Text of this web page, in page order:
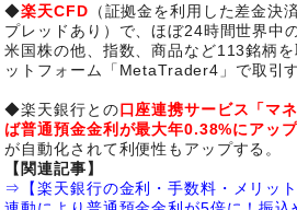
◆楽天CFD （証拠金を利用した差金決
プレッドあり）で、ほぼ24時間世界中
米国株の他、指数、商品など113銘柄
ットフォーム「MetaTrader4」で取引
◆楽天銀行との口座連携サービス「マ
ば普通預金金利が最大年0.38%にアップ
が自動化されて利便性もアップする。
【関連記事】
⇒【楽天銀行の金利・手数料・メリッ